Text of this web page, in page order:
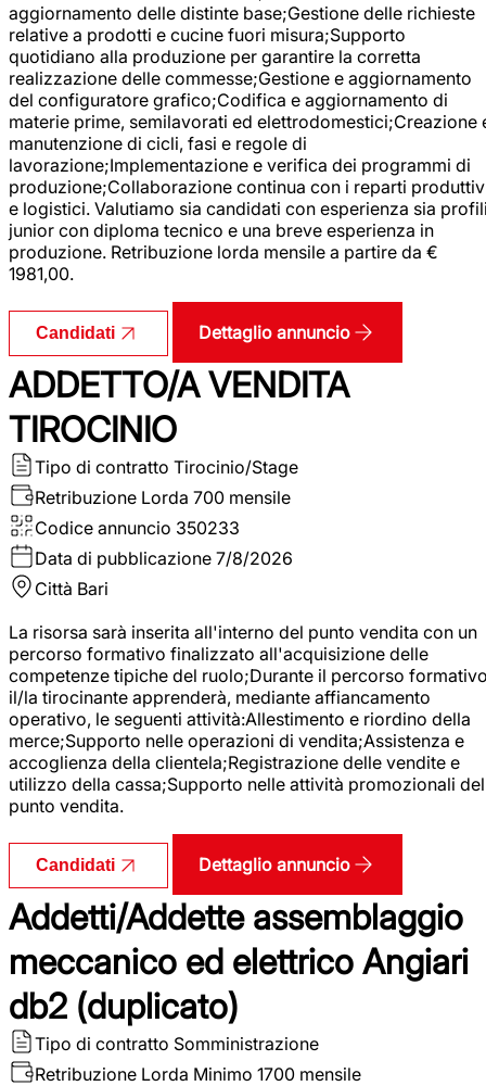
aggiornamento delle distinte base;Gestione delle richieste
relative a prodotti e cucine fuori misura;Supporto
quotidiano alla produzione per garantire la corretta
realizzazione delle commesse;Gestione e aggiornamento
del configuratore grafico;Codifica e aggiornamento di
materie prime, semilavorati ed elettrodomestici;Creazione
manutenzione di cicli, fasi e regole di
lavorazione;Implementazione e verifica dei programmi di
produzione;Collaborazione continua con i reparti
e logistici. Valutiamo sia candidati con esperienza sia
junior con diploma tecnico e una breve esperienza in
produzione. Retribuzione lorda mensile a partire da €
1981,00.
Candidati Dettaglio annuncio
ADDETTO/A VENDITA
TIROCINIO
Tipo di contratto Tirocinio/Stage
Retribuzione Lorda 700 mensile
Codice annuncio 350233
Data di pubblicazione 7/8/2026
Città Bari
La risorsa sarà inserita all'interno del punto vendita con un
percorso formativo finalizzato all'acquisizione delle
competenze tipiche del ruolo;Durante il percorso
il/la tirocinante apprenderà, mediante affiancamento
operativo, le seguenti attività:Allestimento e riordino della
merce;Supporto nelle operazioni di vendita;Assistenza e
accoglienza della clientela;Registrazione delle vendite e
utilizzo della cassa;Supporto nelle attività promozionali del
punto vendita.
Candidati Dettaglio annuncio
Addetti/Addette assemblaggio
meccanico ed elettrico Angiari
db2 (duplicato)
Tipo di contratto Somministrazione
Retribuzione Lorda Minimo 1700 mensile